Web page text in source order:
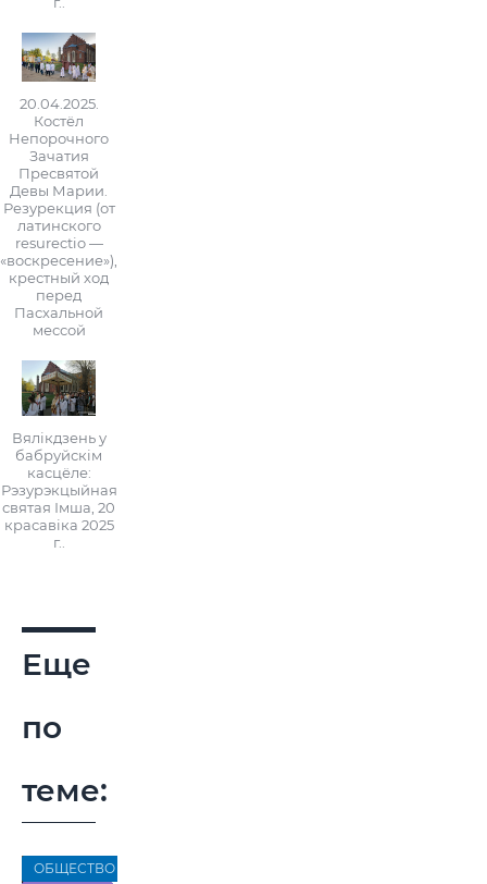
20.04.2025.
Костёл
Непорочного
Зачатия
Пресвятой
Девы Марии.
Резурекция (от
латинского
resurectio —
«воскресение»),
крестный ход
перед
Пасхальной
мессой
Вялікдзень у
бабруйскім
касцёле:
Рэзурэкцыйная
святая Імша, 20
красавіка 2025
г..
Еще
по
теме:
ОБЩЕСТВО